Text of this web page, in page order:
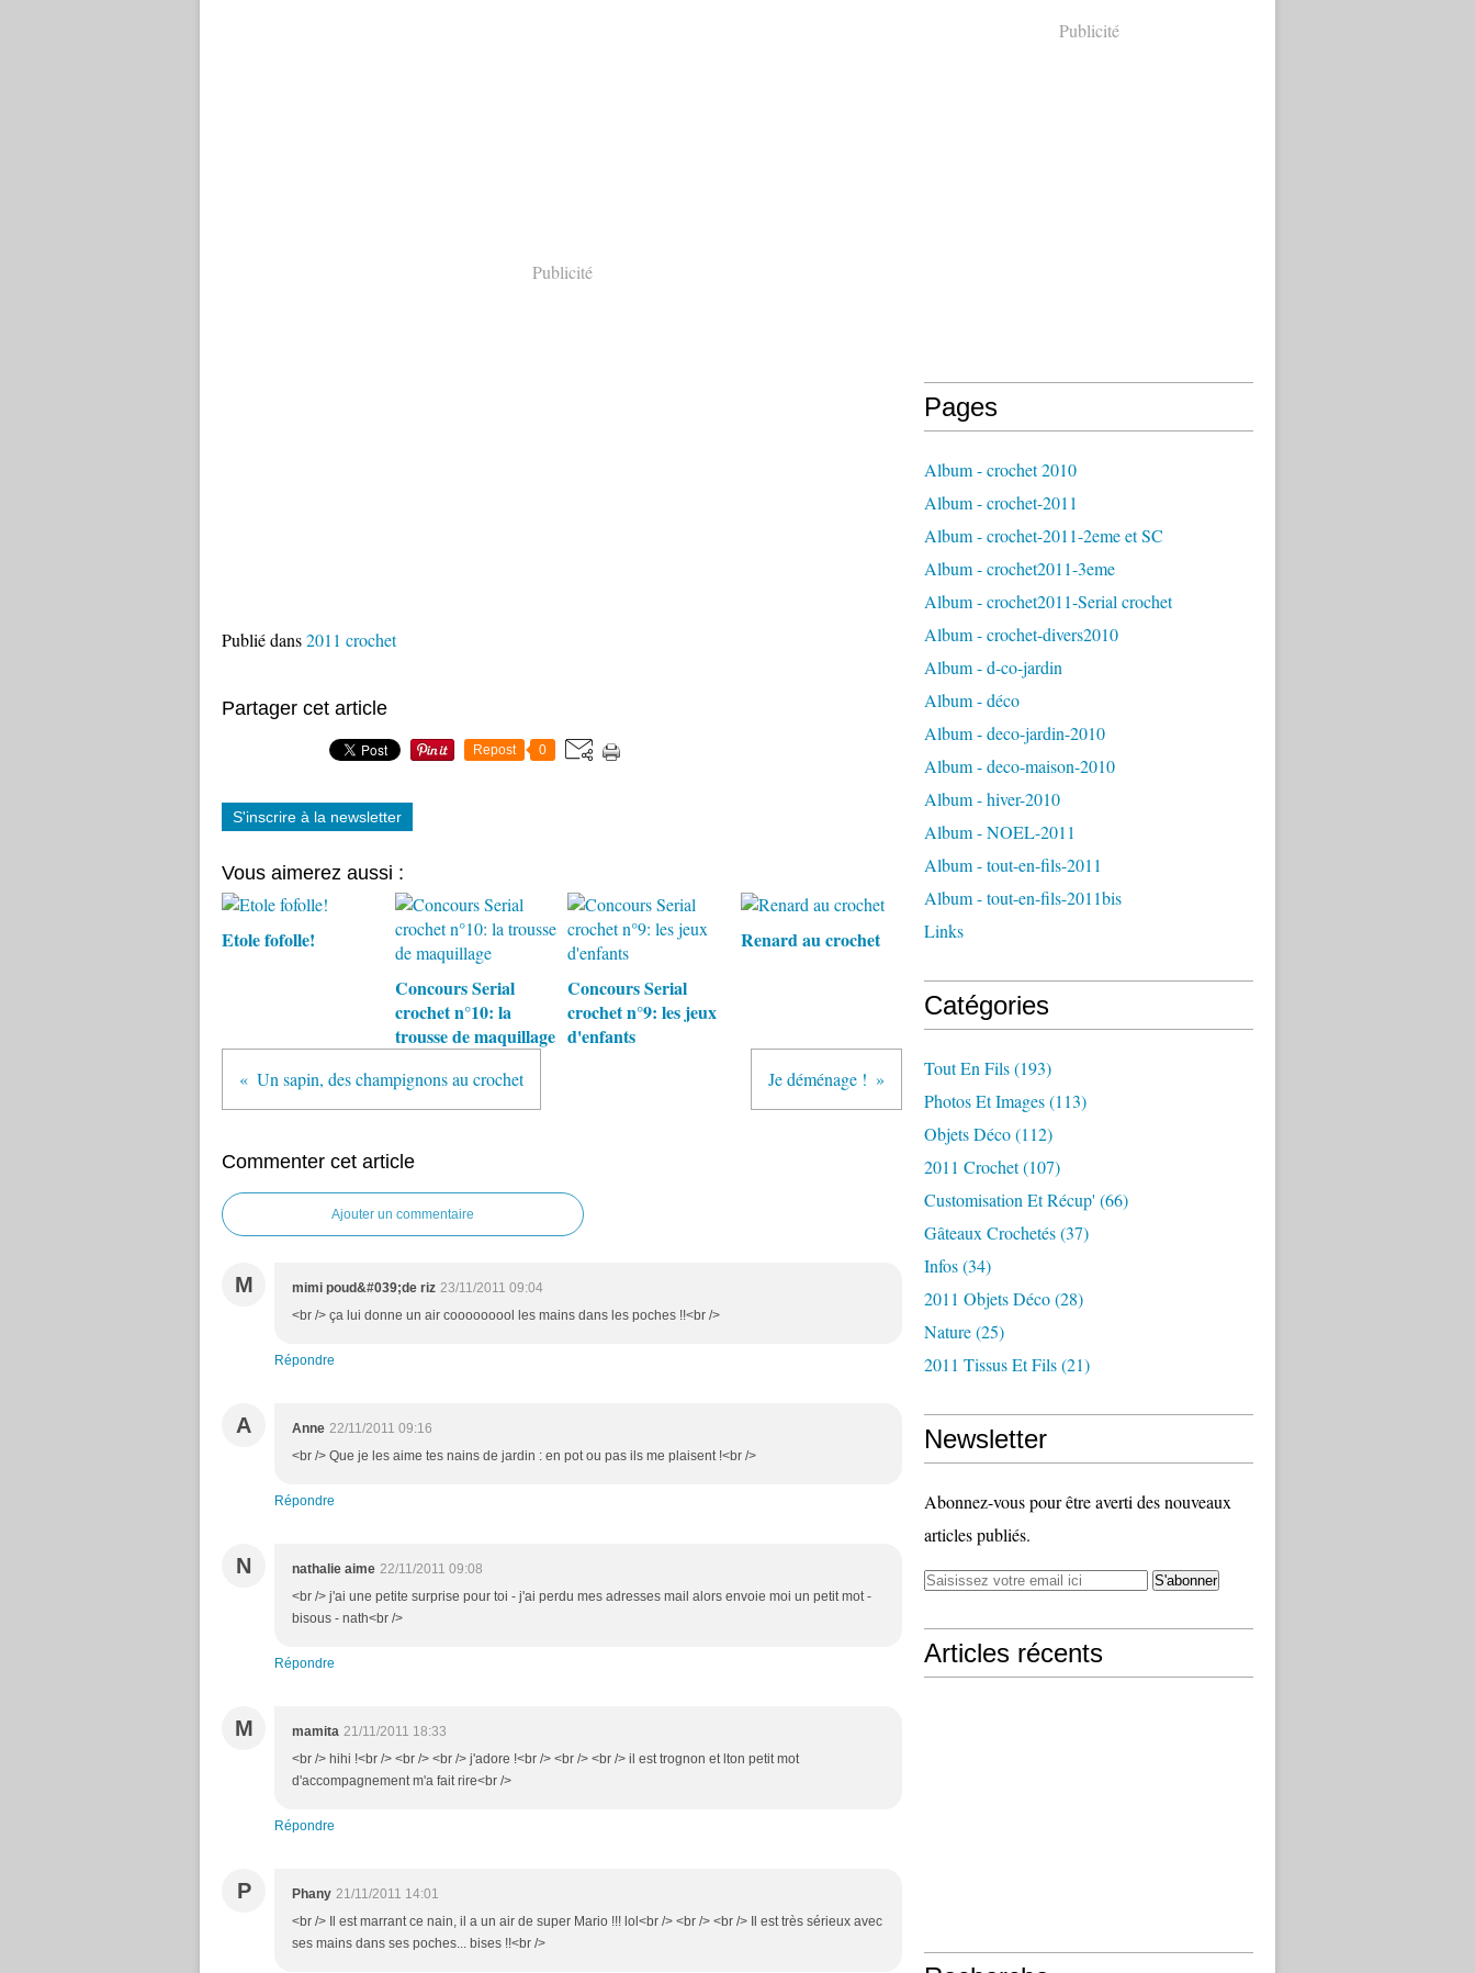
Publicité
Publié dans2011 crochet
Partager cet article
Repost 0
S'inscrire à la newsletter
Vous aimerez aussi :
Etole fofolle!
Concours Serial
crochet n°10: la
trousse de maquillage
Concours Serial
crochet n°9: les jeux
d'enfants
Renard au crochet
Un sapin, des champignons au crochet Je déménage !
Commenter cet article
Ajouter un commentaire
M mimi poud&#039;de riz 23/11/2011 09:04
<br /> ça lui donne un air cooooooool les mains dans les poches !!<br />
Répondre
A Anne 22/11/2011 09:16
<br /> Que je les aime tes nains de jardin : en pot ou pas ils me plaisent !<br />
Répondre
N nathalie aime 22/11/2011 09:08
<br /> j'ai une petite surprise pour toi - j'ai perdu mes adresses mail alors envoie moi un petit mot -
bisous - nath<br />
Répondre
M mamita 21/11/2011 18:33
<br /> hihi !<br /> <br /> <br /> j'adore !<br /> <br /> <br /> il est trognon et lton petit mot
d'accompagnement m'a fait rire<br />
Répondre
P Phany 21/11/2011 14:01
<br /> Il est marrant ce nain, il a un air de super Mario !!! lol<br /> <br /> <br /> Il est très sérieux avec
ses mains dans ses poches... bises !!<br />
Publicité
Pages
Album - crochet 2010
Album - crochet-2011
Album - crochet-2011-2eme et SC
Album - crochet2011-3eme
Album - crochet2011-Serial crochet
Album - crochet-divers2010
Album - d-co-jardin
Album - déco
Album - deco-jardin-2010
Album - deco-maison-2010
Album - hiver-2010
Album - NOEL-2011
Album - tout-en-fils-2011
Album - tout-en-fils-2011bis
Links
Catégories
Tout En Fils(193)
Photos Et Images(113)
Objets Déco(112)
2011 Crochet(107)
Customisation Et Récup' (66)
Gâteaux Crochetés(37)
Infos(34)
2011 Objets Déco(28)
Nature(25)
2011 Tissus Et Fils(21)
Newsletter
Abonnez-vous pour être averti des nouveaux
articles publiés.
Articles récents